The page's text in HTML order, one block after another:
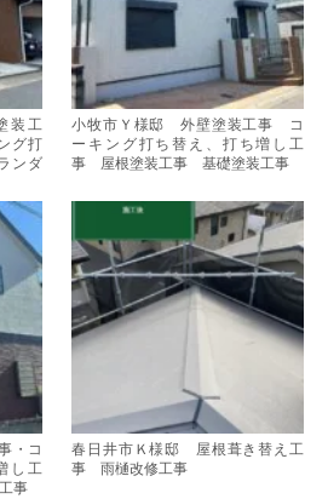
装工
グ打
ンダ
小牧市Ｙ様邸 外壁塗装工事 コ
ーキング打ち替え、打ち増し工
事 屋根塗装工事 基礎塗装工事
・コ
し工
事
春日井市Ｋ様邸 屋根葺き替え工
事 雨樋改修工事